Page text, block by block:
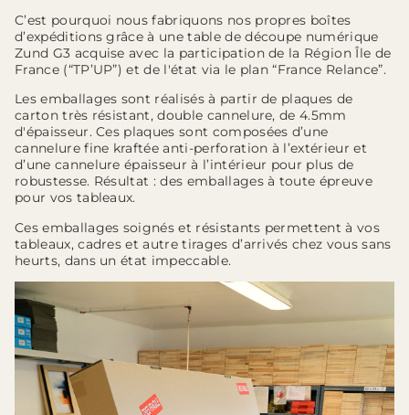
C’est pourquoi nous fabriquons nos propres boîtes
d’expéditions grâce à une table de découpe numérique
Zund G3 acquise avec la participation de la Région Île de
France (“TP’UP”) et de l'état via le plan “France Relance”.
Les emballages sont réalisés à partir de plaques de
carton très résistant, double cannelure, de 4.5mm
d'épaisseur. Ces plaques sont composées d’une
cannelure fine kraftée anti-perforation à l’extérieur et
d’une cannelure épaisseur à l’intérieur pour plus de
robustesse. Résultat : des emballages à toute épreuve
pour vos tableaux.
Ces emballages soignés et résistants permettent à vos
tableaux, cadres et autre tirages d’arrivés chez vous sans
heurts, dans un état impeccable.